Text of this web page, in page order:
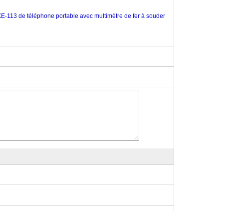
113 de téléphone portable avec multimètre de fer à souder